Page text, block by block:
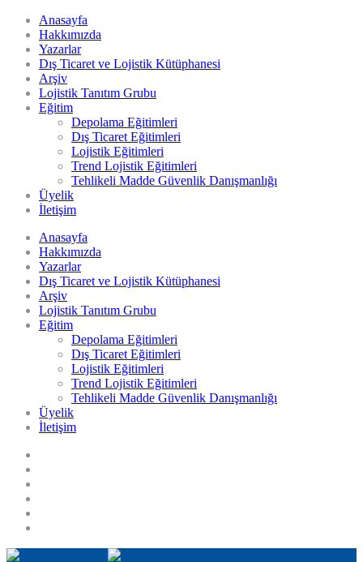
Anasayfa
Hakkımızda
Yazarlar
Dış Ticaret ve Lojistik Kütüphanesi
Arşiv
Lojistik Tanıtım Grubu
Eğitim
Depolama Eğitimleri
Dış Ticaret Eğitimleri
Lojistik Eğitimleri
Trend Lojistik Eğitimleri
Tehlikeli Madde Güvenlik Danışmanlığı
Üyelik
İletişim
Anasayfa
Hakkımızda
Yazarlar
Dış Ticaret ve Lojistik Kütüphanesi
Arşiv
Lojistik Tanıtım Grubu
Eğitim
Depolama Eğitimleri
Dış Ticaret Eğitimleri
Lojistik Eğitimleri
Trend Lojistik Eğitimleri
Tehlikeli Madde Güvenlik Danışmanlığı
Üyelik
İletişim